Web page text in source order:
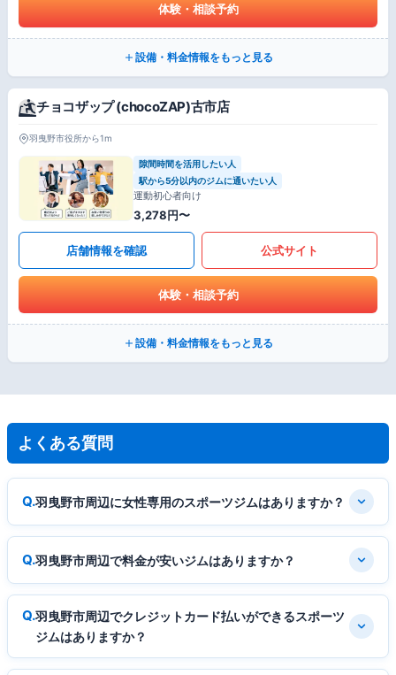
体験・相談予約
設備・料金情報をもっと見る
チョコザップ (chocoZAP)古市店
羽曳野市役所から1m
隙間時間を活用したい人
駅から5分以内のジムに通いたい人
運動初心者向け
3,278円〜
店舗情報を確認 公式サイト
体験・相談予約
設備・料金情報をもっと見る
よくある質問
羽曳野市周辺に女性専用のスポーツジムはありますか？
羽曳野市周辺で料金が安いジムはありますか？
羽曳野市周辺でクレジットカード払いができるスポーツ
ジムはありますか？